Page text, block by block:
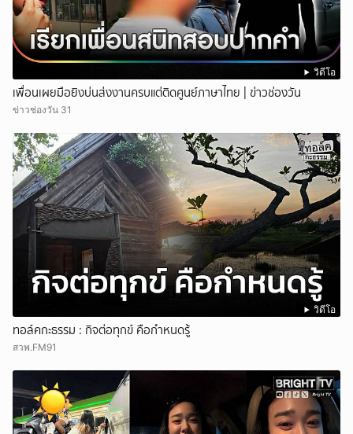
วิดีโอ
เพื่อนเผยมือยิงบ่นส่งงานครบแต่ติดศูนย์ภาษาไทย | ข่าวช่องวัน
ข่าวช่องวัน 31
วิดีโอ
ทอล์คกะธรรม : กิจต่อทุกข์ คือกำหนดรู้
สวพ.FM91